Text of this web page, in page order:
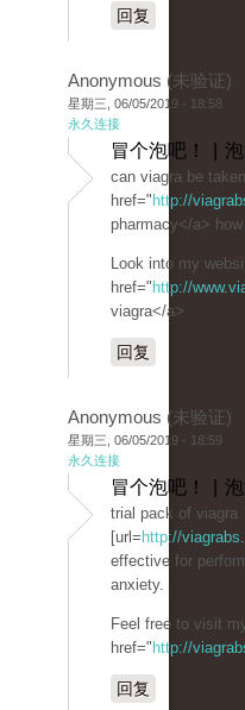
回复
Anonymous (未验证)
星期三, 06/05/2019 - 18:58
永久连接
冒个泡吧！ |
can viagra be
href=" http://
pharmacy</a>
Look into my
href=" http://
viagra</a>
回复
Anonymous (未验证)
星期三, 06/05/2019 - 18:59
永久连接
冒个泡吧！ |
trial pack of viagra
[url= http://
effective for
anxiety.
Feel free to visit
href=" http://
回复